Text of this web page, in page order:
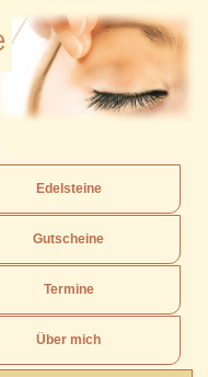
Edelsteine
Gutscheine
Termine
Über mich